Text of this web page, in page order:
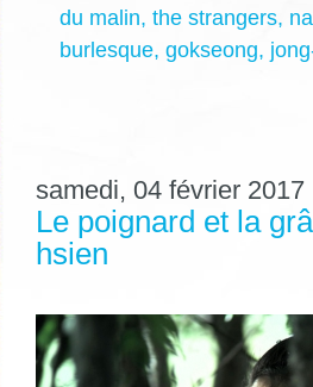
du malin, the strangers,
burlesque, gokseong,
samedi, 04 février 2017
Le poignard et la
hsien